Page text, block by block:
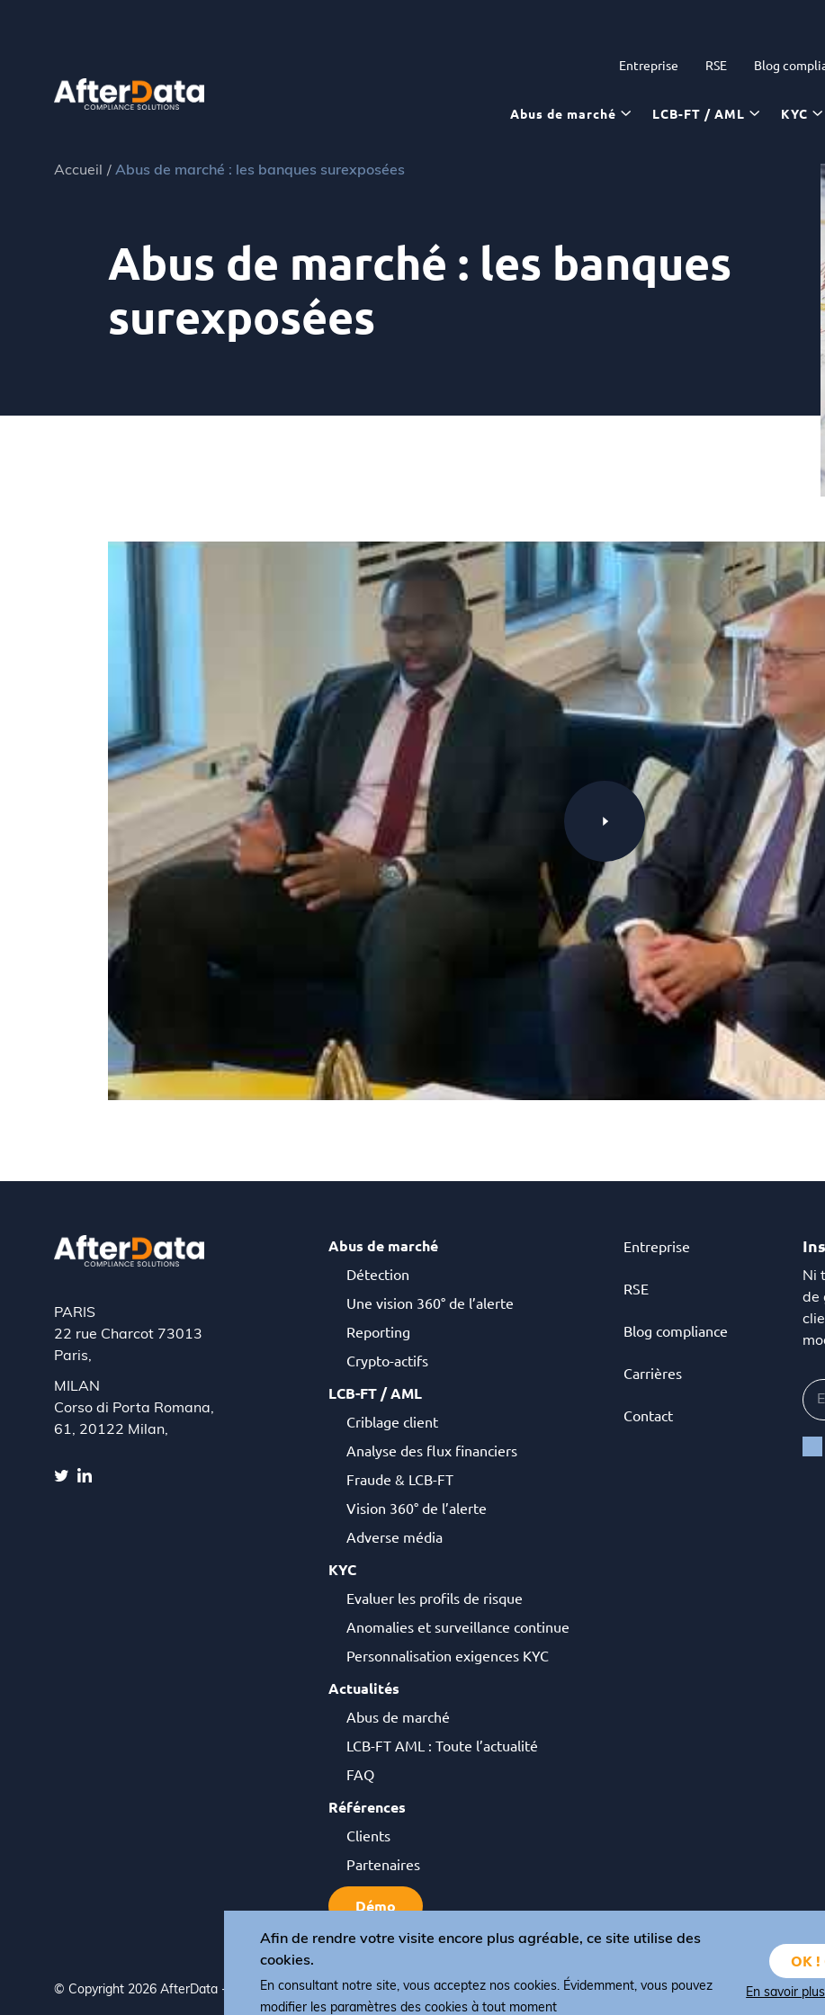
Entreprise RSE Blog
Abus de marché LCB-FT / AML KYC
Accueil Abus de marché : les banques surexposées
Abus de marché : les banques
surexposées
PARIS
22 rue Charcot 73013
Paris,
MILAN
Corso di Porta Romana,
61, 20122 Milan,
Abus de marché
Détection
Une vision 360° de l’alerte
Reporting
Crypto-actifs
LCB-FT / AML
Criblage client
Analyse des flux financiers
Fraude & LCB-FT
Vision 360° de l’alerte
Adverse média
KYC
Evaluer les profils de risque
Anomalies et surveillance continue
Personnalisation exigences KYC
Actualités
Abus de marché
LCB-FT AML : Toute l’actualité
FAQ
Références
Clients
Partenaires
Démo
Entreprise
RSE
Blog compliance
Carrières
Contact
Ni
de
© Copyright 2026 AfterData - All rights reserved Termes, conditions et CGV Politique de confidentialité Politique de cookies
Afin de rendre votre visite encore plus agréable, ce site utilise des
cookies.
En consultant notre site, vous acceptez nos cookies. Évidemment, vous pouvez
modifier les paramètres des cookies à tout moment
OK
En savoir